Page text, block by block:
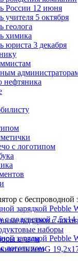
России 12 июня
учителя 5 октября
геолога
химика
юриста 3 декабря
с логотипом
подарки с
наборы
с чаем
логотипом
с беспроводной
с подсветкой
zeroG